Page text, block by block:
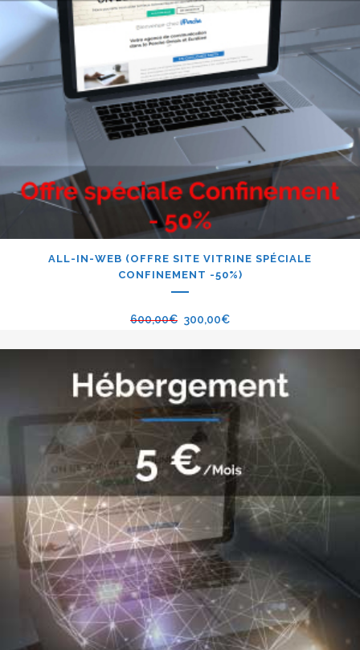
ALL-IN-WEB (OFFRE SITE VITRINE SPÉCIALE
CONFINEMENT -50%)
600,00€ 300,00€